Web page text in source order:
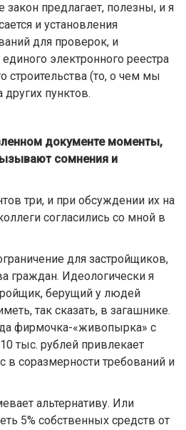
предлагает, полезны, и я
и установления
для проверок, и
электронного реестра
строительства (то, о чем мы
пунктов.
документе моменты,
сомнения и
три, и при обсуждении их на
согласились со мной в
для застройщиков,
граждан. Идеологически я
берущий у людей
так сказать, в загашнике.
фирмочка-«живопырка» с
тыс. рублей привлекает
в соразмерности требований и
альтернативу. Или
5% собственных средств от